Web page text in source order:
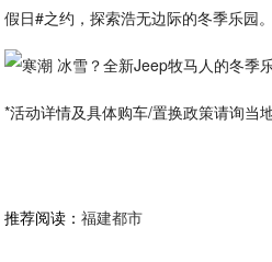
假日#之约，探索浩无边际的冬季乐园。
*活动详情及具体购车/置换政策请询当
推荐阅读：福建都市